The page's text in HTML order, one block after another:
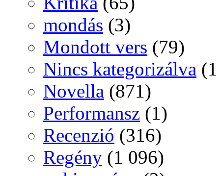
mondás (3)
Mondott vers (79)
Nincs kategorizálva
Novella (871)
Performansz (1)
Recenzió (316)
Regény (1 096)